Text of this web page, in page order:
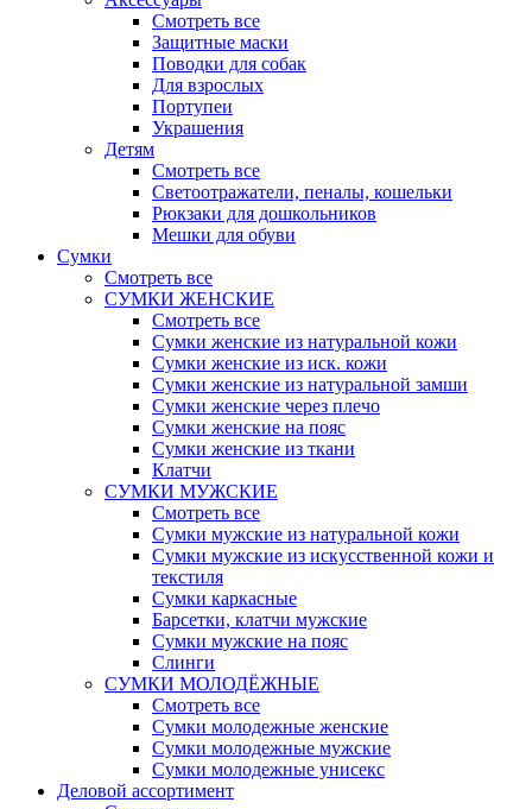
Смотреть все
Защитные маски
Поводки для собак
Для взрослых
Портупеи
Украшения
Детям
Смотреть все
Светоотражатели, пеналы, кошельки
Рюкзаки для дошкольников
Мешки для обуви
Сумки
Смотреть все
СУМКИ ЖЕНСКИЕ
Смотреть все
Сумки женские из натуральной кожи
Сумки женские из иск. кожи
Сумки женские из натуральной замши
Сумки женские через плечо
Сумки женские на пояс
Сумки женские из ткани
Клатчи
СУМКИ МУЖСКИЕ
Смотреть все
Сумки мужские из натуральной кожи
Сумки мужские из искусственной кожи и
текстиля
Сумки каркасные
Барсетки, клатчи мужские
Сумки мужские на пояс
Слинги
СУМКИ МОЛОДЁЖНЫЕ
Смотреть все
Сумки молодежные женские
Сумки молодежные мужские
Сумки молодежные унисекс
Деловой ассортимент